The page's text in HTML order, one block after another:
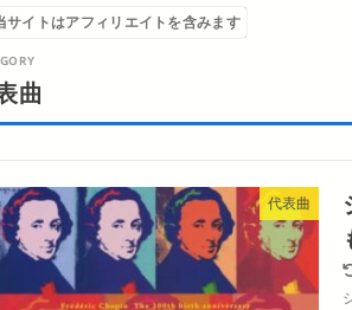
サイトはアフィリエイトを含みます
曲
代表曲